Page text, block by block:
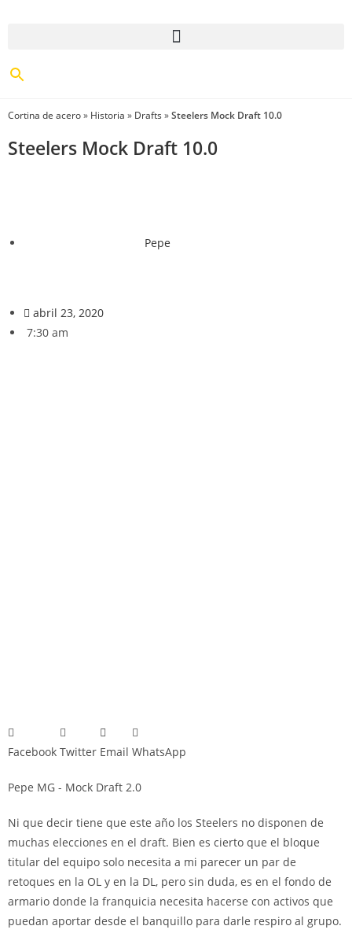
Cortina de acero» Historia » Drafts »Steelers Mock Draft 10.0
Steelers Mock Draft 10.0
Pepe
abril 23, 2020
7:30 am
Facebook Twitter Email WhatsApp
Pepe MG - Mock Draft 2.0
Ni que decir tiene que este año los Steelers no disponen de
muchas elecciones en el draft. Bien es cierto que el bloque
titular del equipo solo necesita a mi parecer un par de
retoques en la OL y en la DL, pero sin duda, es en el fondo de
armario donde la franquicia necesita hacerse con activos que
puedan aportar desde el banquillo para darle respiro al grupo.